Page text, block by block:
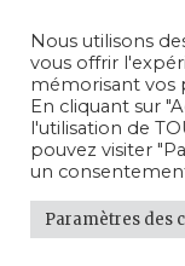
Jour
2013
Nous utilisons
vous offrir
mémorisant vos
En cliquant sur
l'utilisation de
pouvez visiter
un
Paramètres des